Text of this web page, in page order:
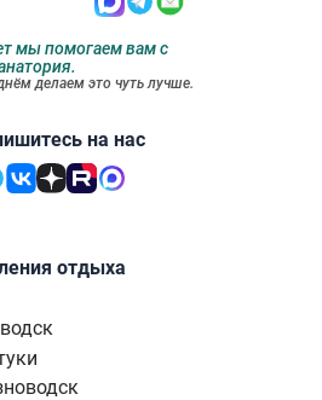
на нас
мы помогаем вам с
делаем это чуть лучше.
отдыха